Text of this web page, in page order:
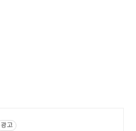
광고